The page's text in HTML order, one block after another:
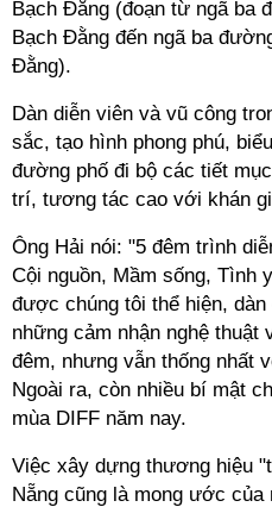
Bạch Đằng (đoạn từ ngã ba
Bạch Đằng đến ngã ba
Đằng).
Dàn diễn viên và vũ công
sắc, tạo hình phong phú,
đường phố đi bộ các tiết
trí, tương tác cao với khán
Ông Hải nói: "5 đêm trình
Cội nguồn, Mầm sống, Tình
được chúng tôi thể hiện,
những cảm nhận nghệ
đêm, nhưng vẫn thống nhất
Ngoài ra, còn nhiều bí mật
mùa DIFF năm nay.
Việc xây dựng thương hiệu
Nẵng cũng là mong ước